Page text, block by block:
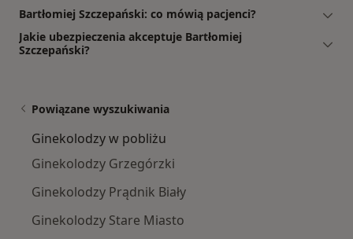
Bartłomiej Szczepański: co mówią pacjenci?
Jakie ubezpieczenia akceptuje Bartłomiej
Szczepański?
Powiązane wyszukiwania
Ginekolodzy w pobliżu
Ginekolodzy Grzegórzki
Ginekolodzy Prądnik Biały
Ginekolodzy Stare Miasto